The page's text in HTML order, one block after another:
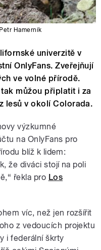
Hamerník
univerzitě v
OnlyFans. Zveřejňují
ve volné přírodě.
můžou připlatit i za
lesů v okolí Colorada.
výzkumné
na OnlyFans pro
blíž k lidem:
že diváci stojí na poli
řekla pro Los
víc, než jen rozšířit
z vedoucích projektu
i federální škrty